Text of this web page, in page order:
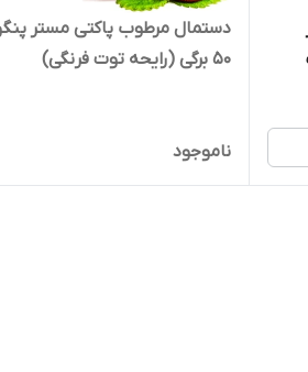
دستمال مرطوب پاکتی مستر
50 برگی (رایحه توت فرنگی)
ناموجود